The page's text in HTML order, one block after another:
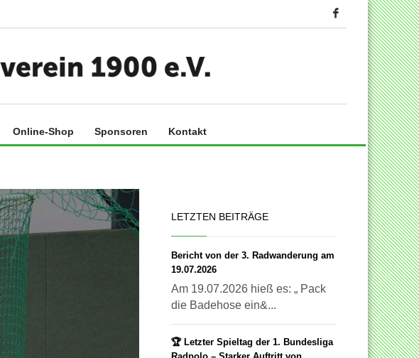
Online-Shop Sponsoren Kontakt
LETZTEN BEITRÄGE
Bericht von der 3. Radwanderung am
19.07.2026
Am 19.07.2026 hieß es: „ Pack
die Badehose ein&...
🏆 Letzter Spieltag der 1. Bundesliga